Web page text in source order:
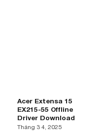
Acer Extensa 15
EX215-55 Offline
Driver Download
Tháng 3 4, 2025